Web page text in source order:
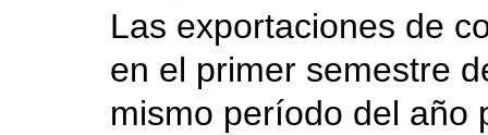
Las exportaciones de
en el primer semestre
mismo período del año